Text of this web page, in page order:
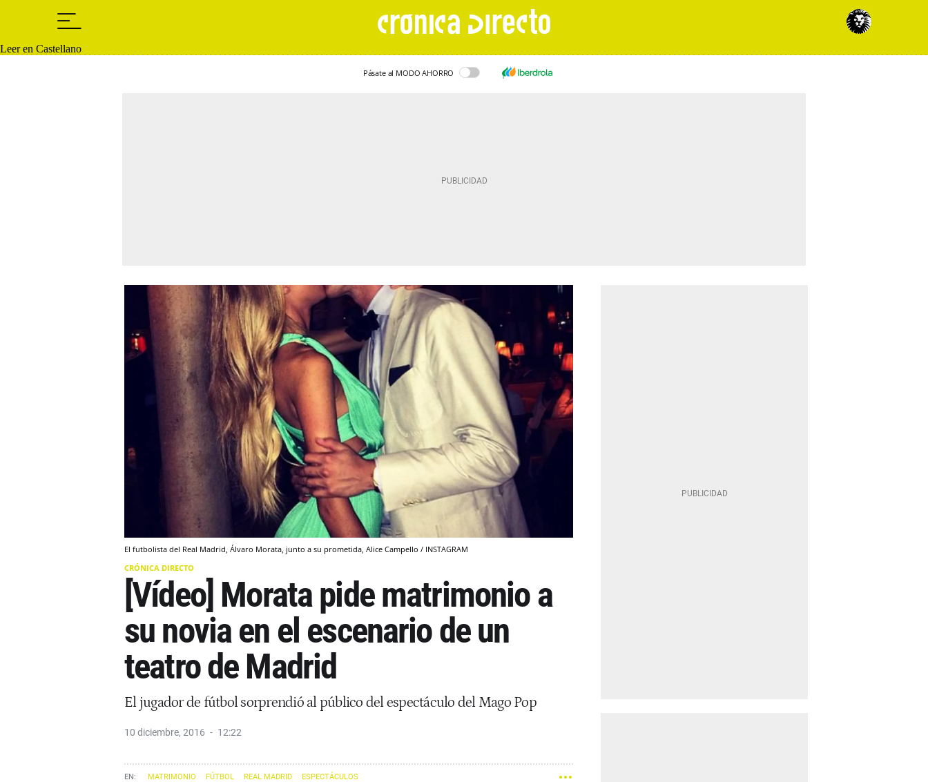
Leer en Castellano
Pásate al MODO AHORRO
El futbolista del Real Madrid, Álvaro Morata, junto a su prometida, Alice Campello / INSTAGRAM
CRÓNICA DIRECTO
[Vídeo] Morata pide matrimonio a
su novia en el escenario de un
teatro de Madrid
El jugador de fútbol sorprendió al público del espectáculo del Mago Pop
10 diciembre, 2016 12:22
MATRIMONIO FÚTBOL REAL MADRID ESPECTÁCULOS